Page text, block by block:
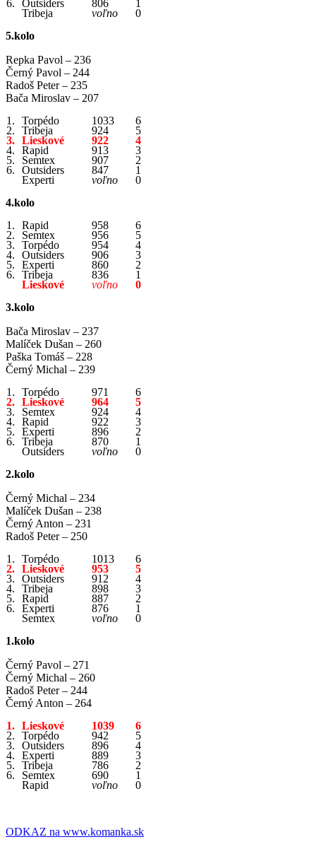
6.
Outsiders 806
1
Tribeja
voľno
0
5.kolo
Repka Pavol – 236
Černý Pavol – 244
Radoš Peter – 235
Bača Miroslav – 207
1.
Torpédo 1033
6
2.
Tribeja 924
5
3. Lieskové 922
4
4.
Rapid 913
3
5.
Semtex 907
2
6.
Outsiders 847
1
Experti
voľno
0
4.kolo
1.
Rapid 958
6
2.
Semtex 956
5
3.
Torpédo 954
4
4.
Outsiders 906
3
5.
Experti 860
2
6.
Tribeja 836
1
Lieskové
voľno
0
3.kolo
Bača Miroslav – 237
Malíček Dušan – 260
Paška Tomáš – 228
Černý Michal – 239
1.
Torpédo 971
6
2. Lieskové 964
5
3.
Semtex 924
4
4.
Rapid 922
3
5.
Experti 896
2
6.
Tribeja 870
1
Outsiders
voľno
0
2.kolo
Černý Michal – 234
Malíček Dušan – 238
Černý Anton – 231
Radoš Peter – 250
1.
Torpédo 1013
6
2. Lieskové 953
5
3.
Outsiders 912
4
4.
Tribeja 898
3
5.
Rapid 887
2
6.
Experti 876
1
Semtex
voľno
0
1.kolo
Černý Pavol – 271
Černý Michal – 260
Radoš Peter – 244
Černý Anton – 264
1. Lieskové 1039
6
2.
Torpédo 942
5
3.
Outsiders 896
4
4.
Experti 889
3
5.
Tribeja 786
2
6.
Semtex 690
1
Rapid
voľno 0
ODKAZ na www.komanka.sk